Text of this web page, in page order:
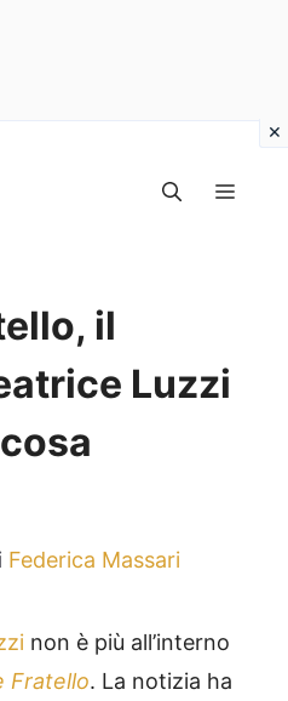
il
Luzzi
Federica Massari
non è più all’interno
Fratello. La notizia ha